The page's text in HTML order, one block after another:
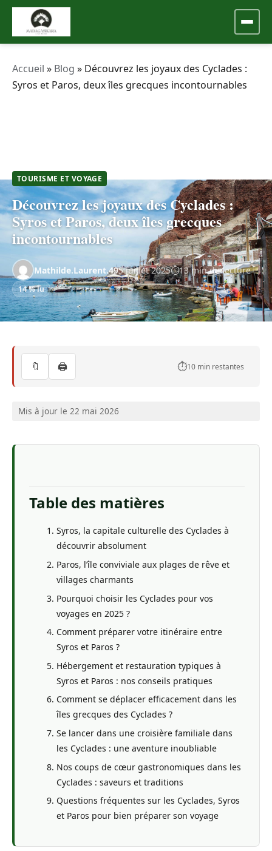
Accueil » Blog » Découvrez les joyaux des Cyclades :
Syros et Paros, deux îles grecques incontournables
TOURISME ET VOYAGE
Découvrez les joyaux des Cyclades :
Syros et Paros, deux îles grecques
incontournables
Mathilde.Laurent.495 juillet 2025 13 min de lecture
14 % lu
🔖 🖨️ ⏱️10 min restantes
Mis à jour le 22 mai 2026
Table des matières
Syros, la capitale culturelle des Cyclades à
découvrir absolument
Paros, l’île conviviale aux plages de rêve et
villages charmants
Pourquoi choisir les Cyclades pour vos
voyages en 2025 ?
Comment préparer votre itinéraire entre
Syros et Paros ?
Hébergement et restauration typiques à
Syros et Paros : nos conseils pratiques
Comment se déplacer efficacement dans les
îles grecques des Cyclades ?
Se lancer dans une croisière familiale dans
les Cyclades : une aventure inoubliable
Nos coups de cœur gastronomiques dans les
Cyclades : saveurs et traditions
Questions fréquentes sur les Cyclades, Syros
et Paros pour bien préparer son voyage